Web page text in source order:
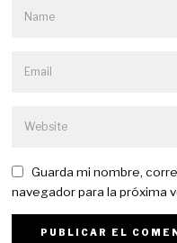
Guarda mi nombre,
navegador para la próxima